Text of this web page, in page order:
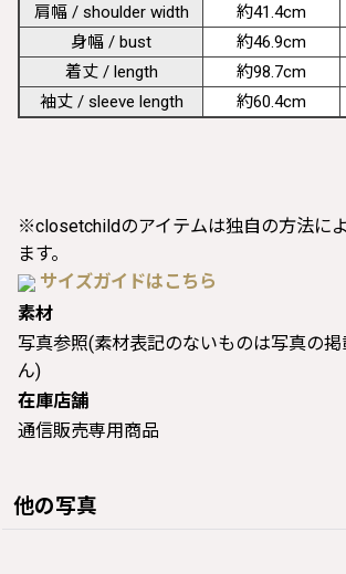
肩幅 / shoulder width
約41.4cm
身幅 / bust
約46.9cm
着丈 / length
約98.7cm
袖丈 / sleeve length
約60.4cm
※closetchildのアイテムは独自の方法に
ます。
サイズガイドはこちら
素材
写真参照(素材表記のないものは写真の
ん)
在庫店舗
通信販売専用商品
他の写真